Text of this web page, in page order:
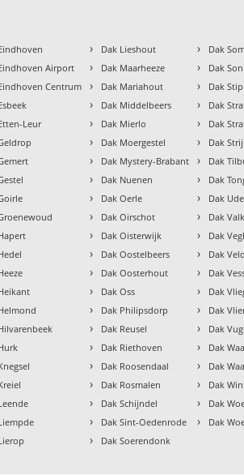
Airport
Centrum
Leur
› Dak Lieshout
› Dak Maarheeze
› Dak Mariahout
› Dak Middelbeers
› Dak Mierlo
› Dak Moergestel
› Dak Mystery-Brabant
› Dak Nuenen
› Dak Oerle
› Dak Oirschot
› Dak Oisterwijk
› Dak Oostelbeers
› Dak Oosterhout
› Dak Oss
› Dak Philipsdorp
› Dak Reusel
› Dak Riethoven
› Dak Roosendaal
› Dak Rosmalen
› Dak Schijndel
› Dak Sint-Oedenrode
› Dak Soerendonk
› Dak
› Dak Son
› Dak
› Dak
› Dak
› Dak
› Dak
› Dak
› Dak
› Dak
› Dak
› Dak
› Dak
› Dak
› Dak
› Dak
› Dak
› Dak
› Dak
› Dak
› Dak